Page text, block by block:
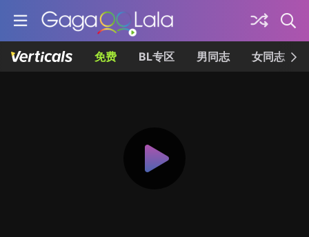
免费 BL专区 男同志 女同志